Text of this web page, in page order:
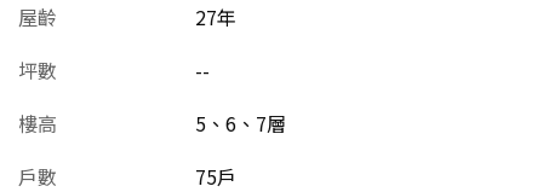
屋齡
27年
坪數
--
樓高
5、6、7層
戶數
75戶